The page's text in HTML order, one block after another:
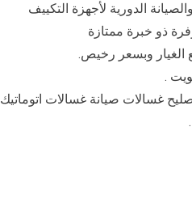
الدورية لأجهزة التكييف
ذو خبرة ممتازة
الغيار وبسعر رخيص.
.
غسالات صيانة غسالات